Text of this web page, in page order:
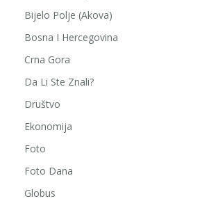
Bijelo Polje (Akova)
Bosna I Hercegovina
Crna Gora
Da Li Ste Znali?
Društvo
Ekonomija
Foto
Foto Dana
Globus